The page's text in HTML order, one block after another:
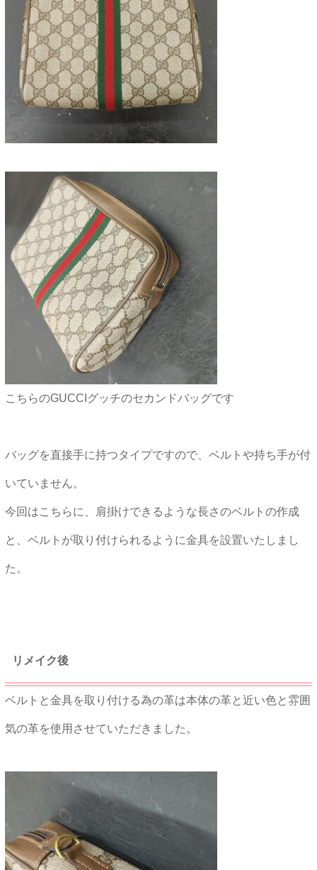
こちらのGUCCIグッチのセカンドバッグです
バッグを直接手に持つタイプですので、ベルトや持ち手が付
いていません。
今回はこちらに、肩掛けできるような長さのベルトの作成
と、ベルトが取り付けられるように金具を設置いたしまし
た。
リメイク後
ベルトと金具を取り付ける為の革は本体の革と近い色と雰囲
気の革を使用させていただきました。